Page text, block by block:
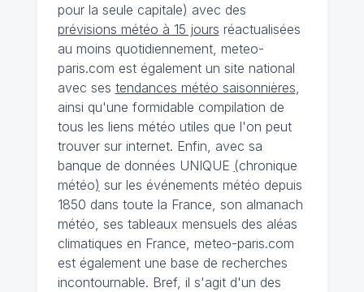
pour la seule capitale) avec des
prévisions météo à 15 jours réactualisées
au moins quotidiennement, meteo-
paris.com est également un site national
avec ses tendances météo saisonnières
ainsi qu'une formidable compilation de
tous les liens météo utiles que l'on peut
trouver sur internet. Enfin, avec sa
banque de données UNIQUE (chronique
météo) sur les événements météo depuis
1850 dans toute la France, son almanach
météo, ses tableaux mensuels des aléas
climatiques en France, meteo-paris.com
est également une base de recherches
incontournable. Bref, il s'agit d'un des